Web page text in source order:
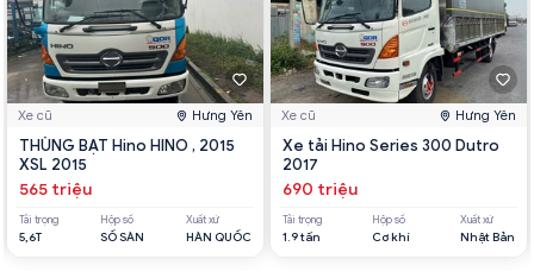
Xe cũ Hưng Yên
THÙNG BẠT Hino HINO , 2015
XSL 2015
565 triệu
Tải trọng
5,6T
Hộp số
SỐ SÀN
Xuất xứ
HÀN QUỐC
Xe cũ Hưng Yên
Xe tải Hino Series 300 Dutro
2017
690 triệu
Tải trọng
1.9 tấn
Hộp số
Cơ khí
Xuất xứ
Nhật Bản